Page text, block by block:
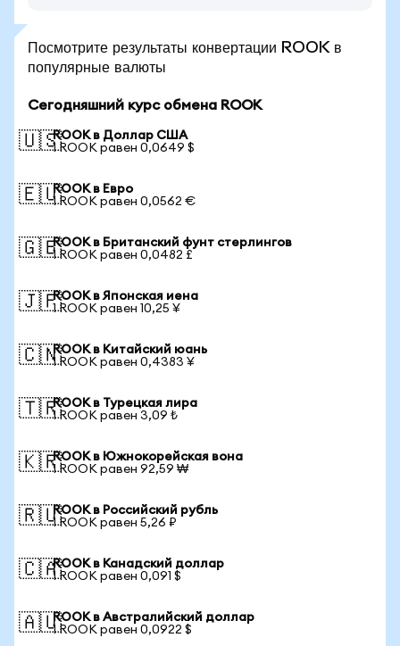
Посмотрите результаты конвертации ROOK в
популярные валюты
Сегодняшний курс обмена ROOK
🇺🇸ROOK в Доллар США
1 ROOK равен 0,0649 $
🇪🇺ROOK в Евро
1 ROOK равен 0,0562 €
🇬🇧ROOK в Британский фунт стерлингов
1 ROOK равен 0,0482 £
🇯🇵ROOK в Японская иена
1 ROOK равен 10,25 ¥
🇨🇳ROOK в Китайский юань
1 ROOK равен 0,4383 ¥
🇹🇷ROOK в Турецкая лира
1 ROOK равен 3,09 ₺
🇰🇷ROOK в Южнокорейская вона
1 ROOK равен 92,59 ₩
🇷🇺ROOK в Российский рубль
1 ROOK равен 5,26 ₽
🇨🇦ROOK в Канадский доллар
1 ROOK равен 0,091 $
🇦🇺ROOK в Австралийский доллар
1 ROOK равен 0,0922 $